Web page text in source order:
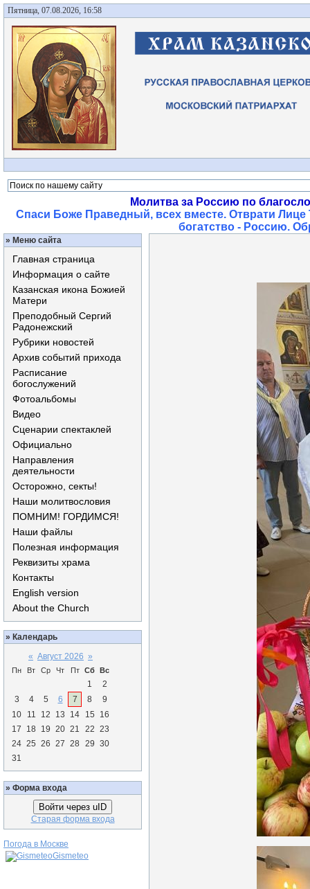
Пятница, 07.08.2026, 16:58
Молитва за Россию по
Спаси Боже Праведный, всех вместе. Отврати
богатство - Россию.
» Меню сайта
Главная страница
Информация о сайте
Казанская икона Божией
Матери
Преподобный Сергий
Радонежский
Рубрики новостей
Архив событий прихода
Расписание
богослужений
Фотоальбомы
Видео
Сценарии спектаклей
Официально
Направления
деятельности
Осторожно, секты!
Наши молитвословия
ПОМНИМ! ГОРДИМСЯ!
Наши файлы
Полезная информация
Реквизиты храма
Контакты
English version
About the Church
» Календарь
« Август 2026 »
Пн Вт Ср Чт Пт Сб Вс
1
2
3
4 5 6 7 8
9
10
11 12 13 14 15
16
17
18 19 20 21 22 23
24 25 26 27 28 29 30
31
» Форма входа
Войти через uID
Старая форма входа
Погода в Москве
Gismeteo